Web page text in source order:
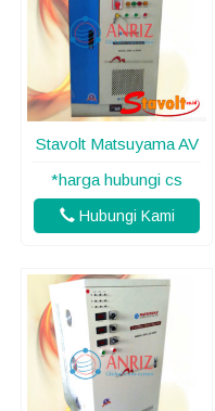
Stavolt Matsuyama AV
*harga hubungi cs
Hubungi Kami